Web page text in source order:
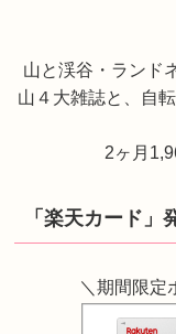
山と渓谷・ランド
山４大雑誌と、自
2ヶ月
「楽天カード」
＼期間限定